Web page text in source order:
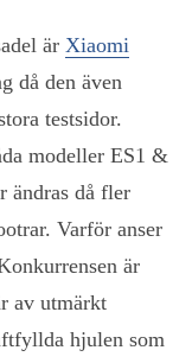
är Xiaomi
då den även
testsidor.
modeller ES1 &
ändras då fler
Varför anser
är
av utmärkt
hjulen som